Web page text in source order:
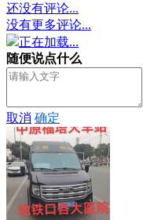
还没有评论...
没有更多评论...
正在加载...
随便说点什么
取消 确定